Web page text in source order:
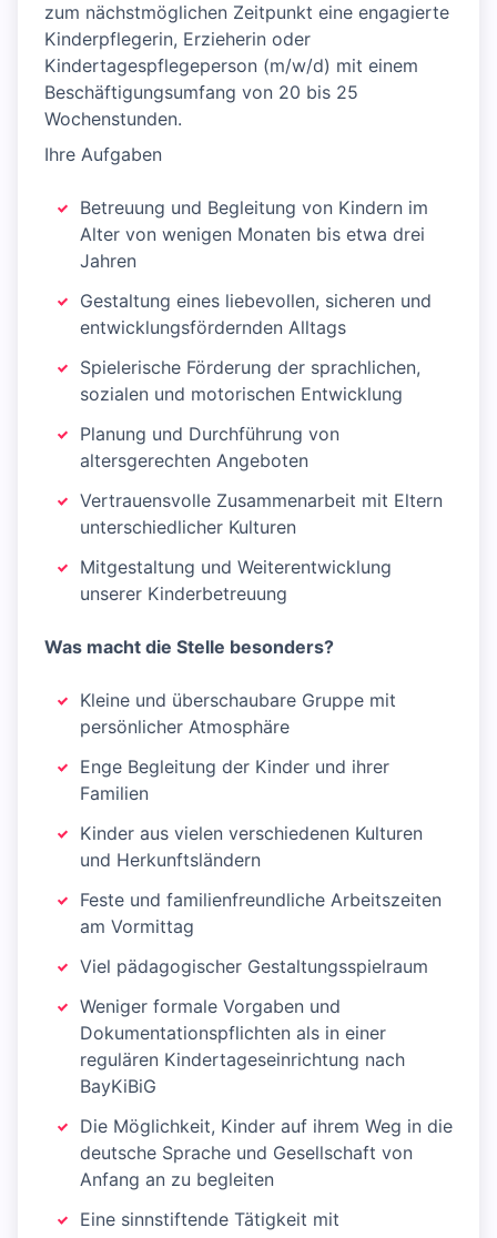
zum nächstmöglichen Zeitpunkt eine engagierte
Kinderpflegerin, Erzieherin oder
Kindertagespflegeperson (m/w/d) mit einem
Beschäftigungsumfang von 20 bis 25
Wochenstunden.
Ihre Aufgaben
Betreuung und Begleitung von Kindern im
Alter von wenigen Monaten bis etwa drei
Jahren
Gestaltung eines liebevollen, sicheren und
entwicklungsfördernden Alltags
Spielerische Förderung der sprachlichen,
sozialen und motorischen Entwicklung
Planung und Durchführung von
altersgerechten Angeboten
Vertrauensvolle Zusammenarbeit mit Eltern
unterschiedlicher Kulturen
Mitgestaltung und Weiterentwicklung
unserer Kinderbetreuung
Was macht die Stelle besonders?
Kleine und überschaubare Gruppe mit
persönlicher Atmosphäre
Enge Begleitung der Kinder und ihrer
Familien
Kinder aus vielen verschiedenen Kulturen
und Herkunftsländern
Feste und familienfreundliche Arbeitszeiten
am Vormittag
Viel pädagogischer Gestaltungsspielraum
Weniger formale Vorgaben und
Dokumentationspflichten als in einer
regulären Kindertageseinrichtung nach
BayKiBiG
Die Möglichkeit, Kinder auf ihrem Weg in die
deutsche Sprache und Gesellschaft von
Anfang an zu begleiten
Eine sinnstiftende Tätigkeit mit